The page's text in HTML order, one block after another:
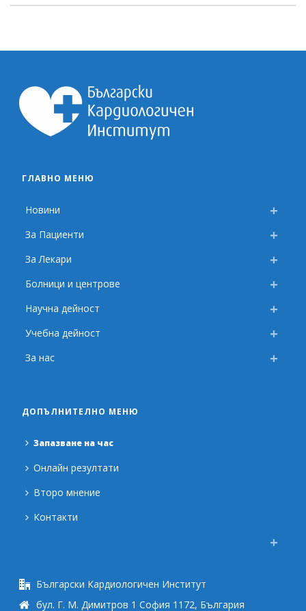
ГЛАВНО МЕНЮ
Новини
За Пациенти
За Лекари
Болници и центрове
Научна дейност
Учебна дейност
За нас
ДОПЪЛНИТЕЛНО МЕНЮ
Запазване на час
Онлайн резултати
Второ мнение
Контакти
Български Кардиологичен Институт
бул. Г. М. Димитров 1 София 1172, България